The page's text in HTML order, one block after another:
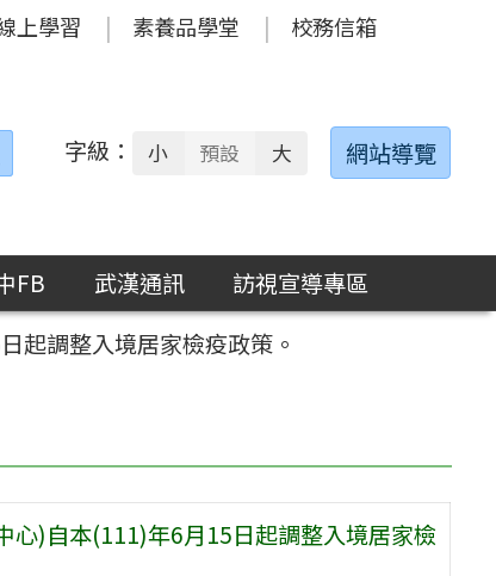
上學習 素養品學堂 校務信箱
搜
字級： 小 預設 大 網站導覽
FB 武漢通訊
訪視宣導專區
起調整入境居家檢疫政策。
心)自本(111)年6月15日起調整入境居家檢